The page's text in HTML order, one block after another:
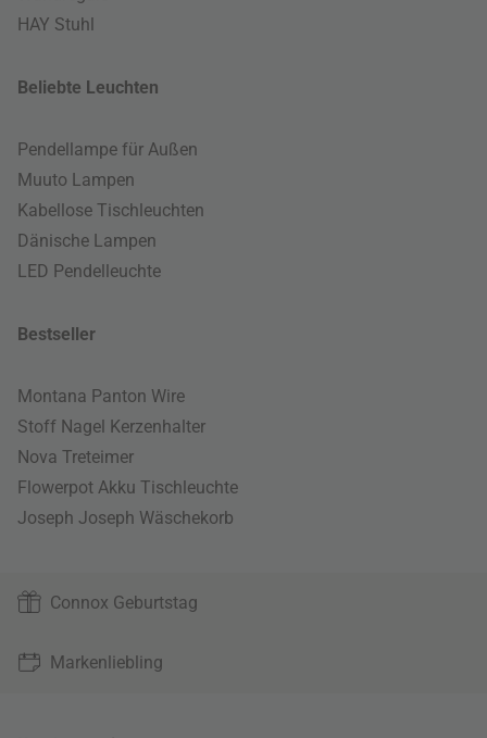
HAY Stuhl
Beliebte Leuchten
Pendellampe für Außen
Muuto Lampen
Kabellose Tischleuchten
Dänische Lampen
LED Pendelleuchte
Bestseller
Montana Panton Wire
Stoff Nagel Kerzenhalter
Nova Treteimer
Flowerpot Akku Tischleuchte
Joseph Joseph Wäschekorb
Connox Geburtstag
Markenliebling